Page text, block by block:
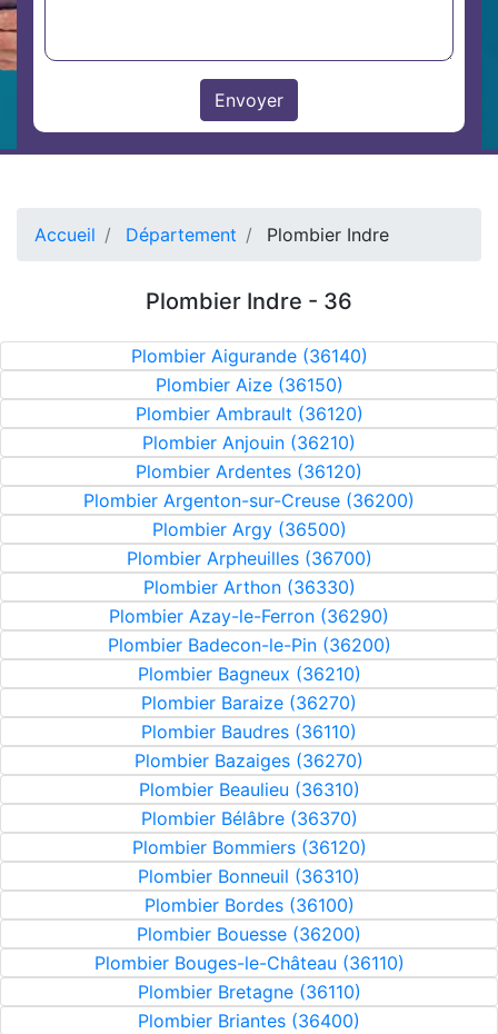
Accueil Département Plombier Indre
Plombier Indre - 36
Plombier Aigurande (36140)
Plombier Aize (36150)
Plombier Ambrault (36120)
Plombier Anjouin (36210)
Plombier Ardentes (36120)
Plombier Argenton-sur-Creuse (36200)
Plombier Argy (36500)
Plombier Arpheuilles (36700)
Plombier Arthon (36330)
Plombier Azay-le-Ferron (36290)
Plombier Badecon-le-Pin (36200)
Plombier Bagneux (36210)
Plombier Baraize (36270)
Plombier Baudres (36110)
Plombier Bazaiges (36270)
Plombier Beaulieu (36310)
Plombier Bélâbre (36370)
Plombier Bommiers (36120)
Plombier Bonneuil (36310)
Plombier Bordes (36100)
Plombier Bouesse (36200)
Plombier Bouges-le-Château (36110)
Plombier Bretagne (36110)
Plombier Briantes (36400)